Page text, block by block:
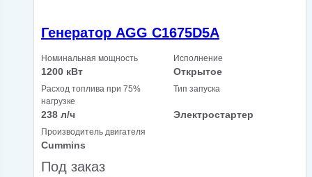
Генератор AGG C1675D5A
Номинальная мощность
1200 кВт
Исполнение
Открытое
Расход топлива при 75%
нагрузке
238 л/ч
Тип запуска
Электростартер
Производитель двигателя
Cummins
Под заказ